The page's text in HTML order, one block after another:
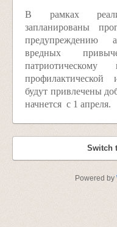
В рамках
запланированы
предупреждению
вредных
профилактической
будут привлечены
начнется с 1 апреля.
Switch
Powered by